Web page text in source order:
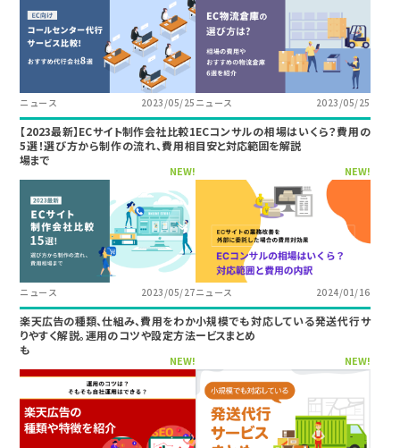
ニュース 2023/05/25 ニュース 2023/05/25
【2023最新】ECサイト制作会社比較1
5選！選び方から制作の流れ、費用相
場まで
NEW!
ニュース 2023/05/27
ECコンサルの相場はいくら？費用の
目安と対応範囲を解説
NEW!
ニュース 2024/01/16
楽天広告の種類、仕組み、費用をわか
りやすく解説。運用のコツや設定方法
も
NEW!
小規模でも対応している発送代行サ
ービスまとめ
NEW!